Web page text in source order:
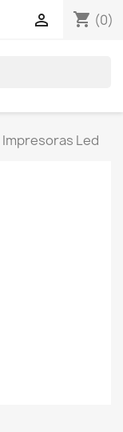
shopping_cart (0)

Impresoras Led